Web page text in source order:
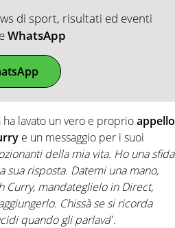
di sport, risultati ed eventi
WhatsApp
lavato un vero e proprioappello
e un messaggio per i suoi
della mia vita. Ho una sfida
risposta. Datemi una mano,
Curry, mandateglielo in Direct,
Chissà se si ricorda
quando gli parlava”.